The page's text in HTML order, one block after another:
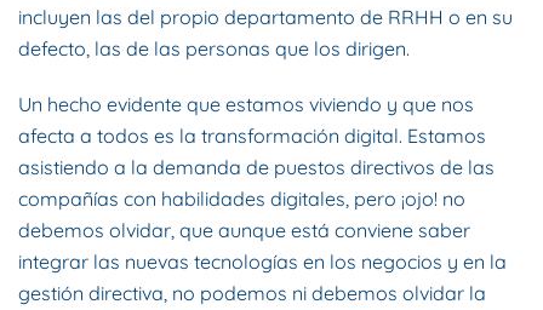
incluyen las del propio departamento de RRHH o en su
defecto, las de las personas que los dirigen.
Un hecho evidente que estamos viviendo y que nos
afecta a todos es la transformación digital. Estamos
asistiendo a la demanda de puestos directivos de las
compañías con habilidades digitales, pero ¡ojo! no
debemos olvidar, que aunque está conviene saber
integrar las nuevas tecnologías en los negocios y en la
gestión directiva, no podemos ni debemos olvidar la